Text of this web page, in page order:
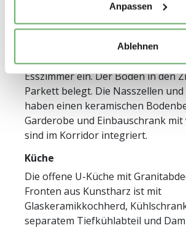
Anpassen
Ablehnen
Ausstattung
Durch die grosszügige
Südwesten dringt viel Licht in das
Esszimmer ein. Der Boden in den
Parkett belegt. Die Nasszellen und
haben einen keramischen
Garderobe und Einbauschrank mit
sind im Korridor integriert.
Küche
Die offene U-Küche mit
Fronten aus Kunstharz ist mit
Glaskeramikkochherd,
separatem Tiefkühlabteil und